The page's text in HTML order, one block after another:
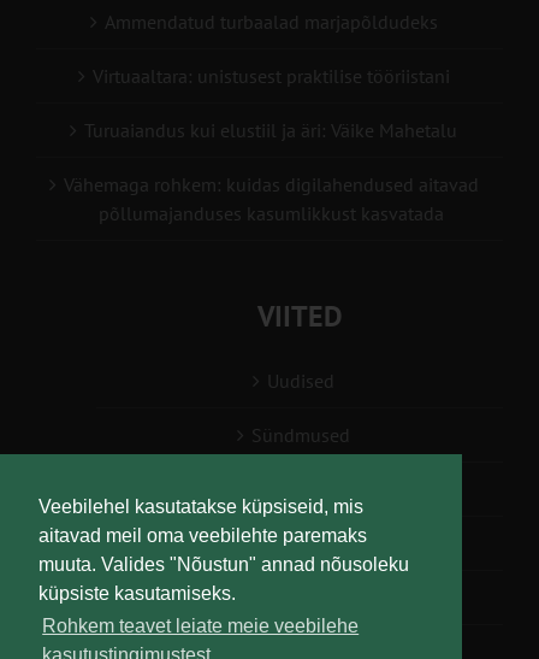
Veebilehel kasutatakse küpsiseid, mis
aitavad meil oma veebilehte paremaks
muuta. Valides "Nõustun" annad nõusoleku
küpsiste kasutamiseks.
Rohkem teavet leiate meie veebilehe
Ammendatud turbaalad marjapõldudeks
Virtuaaltara: unistusest praktilise tööriistani
Turuaiandus kui elustiil ja äri: Väike Mahetalu
Vähemaga rohkem: kuidas digilahendused aitavad
põllumajanduses kasumlikkust kasvatada
VIITED
Uudised
Sündmused
Teabesalv
Liitu uudiskirjaga